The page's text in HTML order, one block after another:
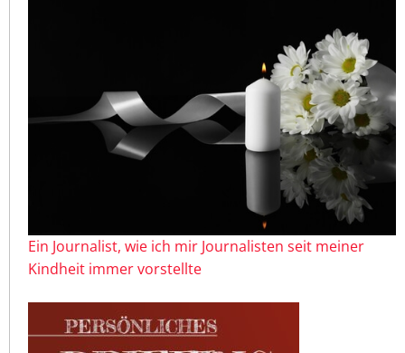
Ein Journalist, wie ich mir Journalisten seit meiner
Kindheit immer vorstellte